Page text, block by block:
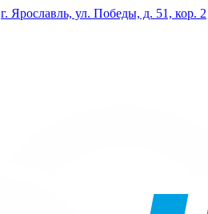
г. Ярославль, ул. Победы, д. 51, кор. 2